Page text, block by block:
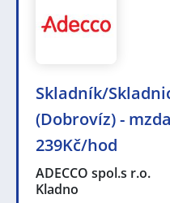
Skladník/
(Dobrovíz) -
239Kč/hod
ADECCO spol.s r.o.
Kladno